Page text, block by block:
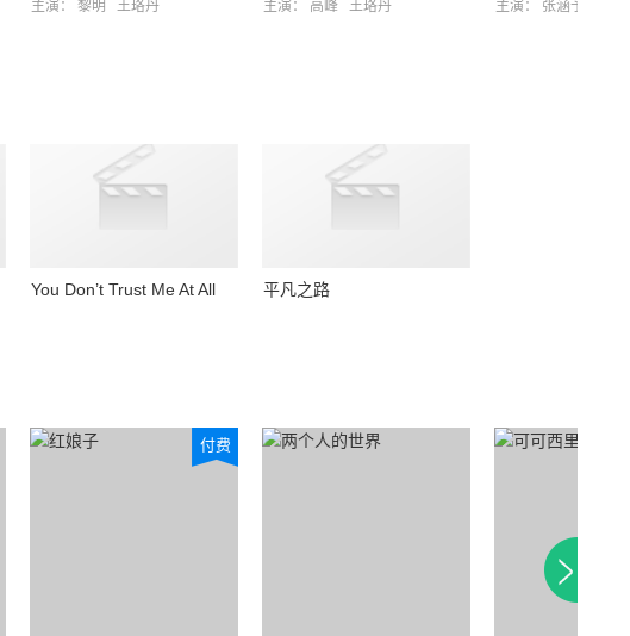
主演： 黎明 王珞丹 主演： 高峰 王珞丹 主演： 张涵予
You Don’t Trust Me At All 平凡之路
付费